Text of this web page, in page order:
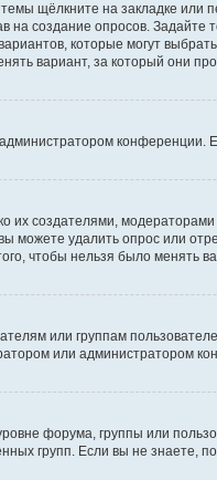
щёлкните на закладке или
создание опросов.
которые могут
вариант, за который они
их создателями,
можете удалить опрос или
чтобы нельзя было менять
или группам
или администратором
форума, группы или
групп. Если вы не знаете,